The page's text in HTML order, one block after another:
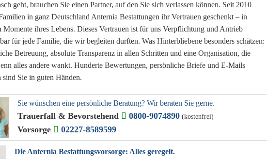
geht, brauchen Sie einen Partner, auf den Sie sich verlassen können. Seit 2010
in ganz Deutschland Anternia Bestattungen ihr Vertrauen geschenkt – in
Momente ihres Lebens. Dieses Vertrauen ist für uns Verpflichtung und Antrieb
für jede Familie, die wir begleiten durften. Was Hinterbliebene besonders schätzen:
Betreuung, absolute Transparenz in allen Schritten und eine Organisation, die
alles andere wankt. Hunderte Bewertungen, persönliche Briefe und E-Mails
Sie in guten Händen.
Sie wünschen eine persönliche Beratung? Wir beraten Sie gerne.
Trauerfall & Bevorstehend 0800-9074890 (kostenfrei)
Vorsorge 02227-8589599
Die Anternia Bestattungsvorsorge: Alles geregelt.